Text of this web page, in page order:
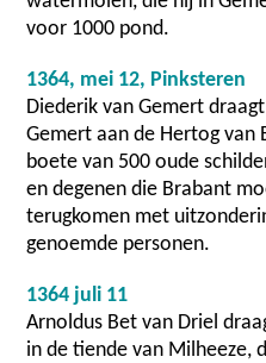
voor 1000 pond.
1364, mei 12, Pinksteren
Diederik van Gemert
Gemert aan de Hertog van
boete van 500 oude
en degenen die Brabant
terugkomen met
genoemde personen.
1364 juli 11
Arnoldus Bet van Driel
in de tiende van Milheeze,